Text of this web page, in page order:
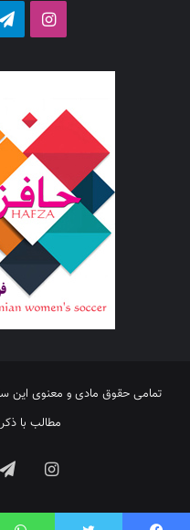
تمامی حقوق مادی و معنوی این
مطالب با